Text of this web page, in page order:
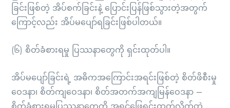
ခြင်းဖြစ်တဲ့ အိပ်စက်ခြင်းနဲ့ ပြောင်းပြန်ဖြစ်သွားတဲ့အတွက်
ကြောင့်လည်း အိပ်မပျော်ရခြင်းဖြစ်ပါတယ်။
(၆) စိတ်ခံစားရမှု ပြဿနာတွေကို ရှင်းထုတ်ပါ။
အိပ်မပျော်ခြင်းရဲ့ အဓိကအကြောင်းအရင်းဖြစ်တဲ့ စိတ်ဖိစီးမှု
ဝေဒနာ၊ စိတ်ကျဝေဒနာ၊ စိတ်အတက်အကျမြန်ဝေဒနာ –